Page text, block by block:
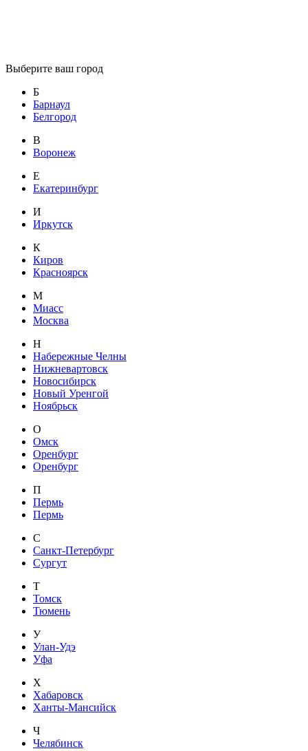
Выберите ваш город
Б
Барнаул
Белгород
В
Воронеж
Е
Екатеринбург
И
Иркутск
К
Киров
Красноярск
М
Миасс
Москва
Н
Набережные Челны
Нижневартовск
Новосибирск
Новый Уренгой
Ноябрьск
О
Омск
Оренбург
Оренбург
П
Пермь
Пермь
С
Санкт-Петербург
Сургут
Т
Томск
Тюмень
У
Улан-Удэ
Уфа
Х
Хабаровск
Ханты-Мансийск
Ч
Челябинск